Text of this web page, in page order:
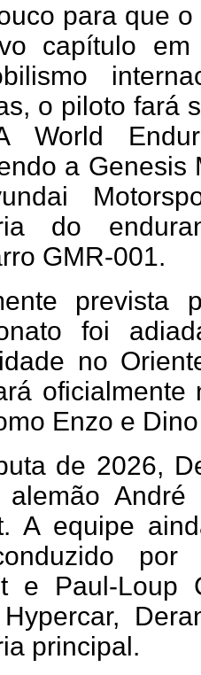
para que
capítulo
o piloto fará
World
a Genesis
do
GMR-001.
foi
no
Enzo e
de 2026,
A equipe
por
e Paul‑Loup
principal.